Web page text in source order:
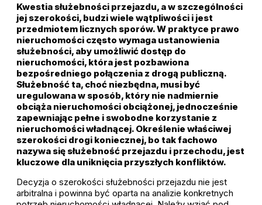
Kwestia służebności przejazdu, a w szczególności
jej szerokości, budzi wiele wątpliwości i jest
przedmiotem licznych sporów. W praktyce prawo
nieruchomości często wymaga ustanowienia
służebności, aby umożliwić dostęp do
nieruchomości, która jest pozbawiona
bezpośredniego połączenia z drogą publiczną.
Służebność ta, choć niezbędna, musi być
uregulowana w sposób, który nie nadmiernie
obciąża nieruchomości obciążonej, jednocześnie
zapewniając pełne i swobodne korzystanie z
nieruchomości władnącej. Określenie właściwej
szerokości drogi koniecznej, bo tak fachowo
nazywa się służebność przejazdu i przechodu, jest
kluczowe dla uniknięcia przyszłych konfliktów.
Decyzja o szerokości służebności przejazdu nie jest
arbitralna i powinna być oparta na analizie konkretnych